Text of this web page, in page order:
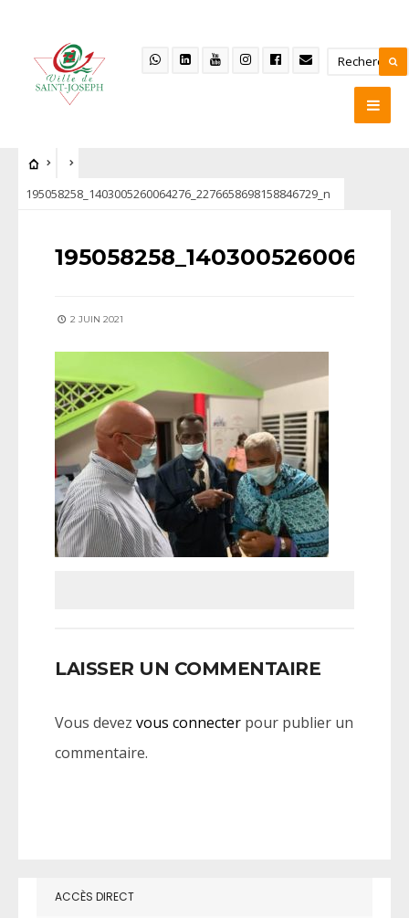
195058258_1403005260064276_2276658698158846729_n
2 JUIN 2021
LAISSER UN COMMENTAIRE
Vous devez vous connecter pour publier un
commentaire.
ACCÈS DIRECT